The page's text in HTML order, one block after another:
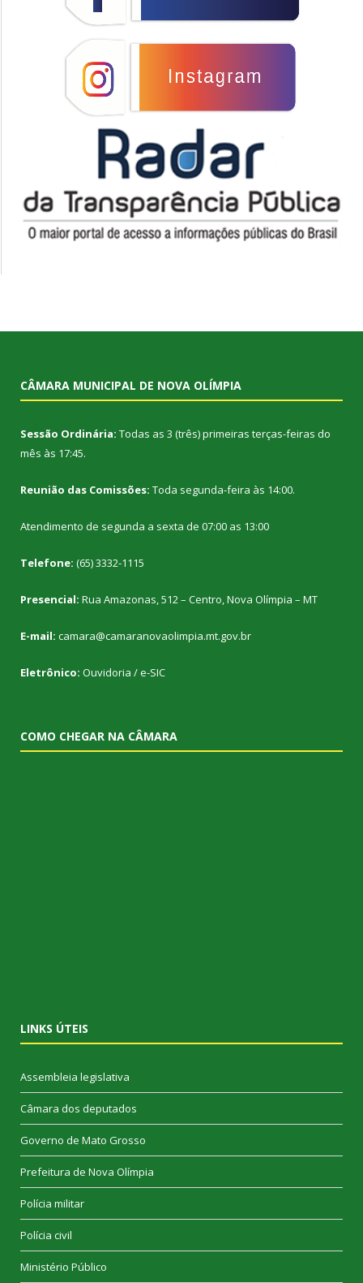
CÂMARA MUNICIPAL DE NOVA OLÍMPIA
Sessão Ordinária: Todas as 3 (três) primeiras terças-feiras do
mês às 17:45.
Reunião das Comissões: Toda segunda-feira às 14:00.
Atendimento de segunda a sexta de 07:00 as 13:00
Telefone: (65) 3332-1115
Presencial: Rua Amazonas, 512 – Centro, Nova Olímpia – MT
E-mail: camara@camaranovaolimpia.mt.gov.br
Eletrônico: Ouvidoria /e-SIC
COMO CHEGAR NA CÂMARA
LINKS ÚTEIS
Assembleia legislativa
Câmara dos deputados
Governo de Mato Grosso
Prefeitura de Nova Olímpia
Polícia militar
Polícia civil
Ministério Público